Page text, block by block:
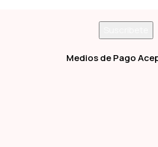
Medios de Pago